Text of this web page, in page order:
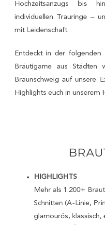
Hochzeitsanzugs bis
individuellen Trauringe –
mit Leidenschaft.
Entdeckt in der folgenden
Bräutigame aus Städten
Braunschweig auf unsere
Highlights euch in unserem
HIGHLIGHTS
Mehr als 1.200+
Schnitten (A-Linie,
glamourös, klassisch,